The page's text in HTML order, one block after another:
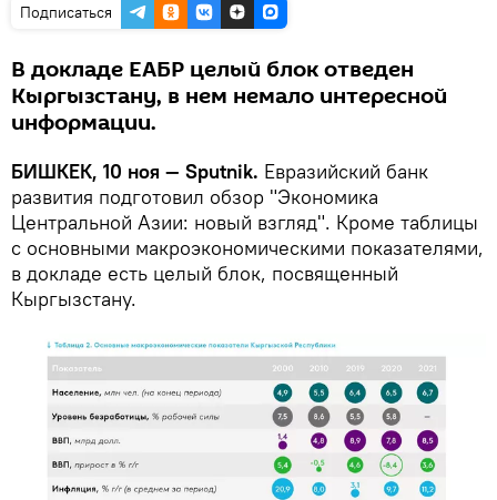
Подписаться
В докладе ЕАБР целый блок отведен
Кыргызстану, в нем немало интересной
информации.
БИШКЕК, 10 ноя — Sputnik. Евразийский банк
развития подготовил обзор "Экономика
Центральной Азии: новый взгляд". Кроме таблицы
с основными макроэкономическими показателями,
в докладе есть целый блок, посвященный
Кыргызстану.